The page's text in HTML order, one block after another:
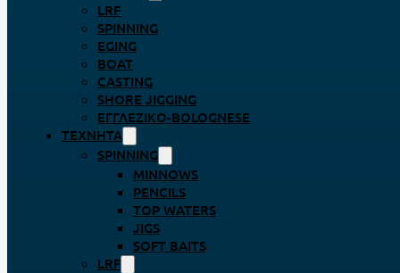
LRF
SPINNING
EGING
BOAT
CASTING
SHORE JIGGING
ΕΓΓΛΈΖΙΚΟ-BOLOGNESE
ΤΕΧΝΗΤΆ
SPINNING
MINNOWS
PENCILS
TOP WATERS
JIGS
SOFT BAITS
LRF